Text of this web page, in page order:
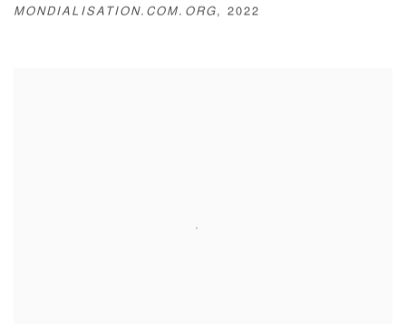
MONDIALISATION.COM.ORG, 2022